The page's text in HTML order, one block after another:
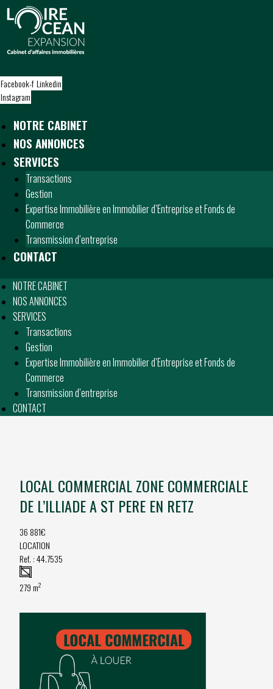
o
c
o
t
e
t
Facebook-f Linkedin
Instagram
NOTRE CABINET
NOS ANNONCES
SERVICES
Transactions
Gestion
Expertise Immobilière en Immobilier d’Entreprise et Fonds de
Commerce
Transmission d’entreprise
CONTACT
NOTRE CABINET
NOS ANNONCES
SERVICES
Transactions
Gestion
Expertise Immobilière en Immobilier d’Entreprise et Fonds de
Commerce
Transmission d’entreprise
CONTACT
LOCAL COMMERCIAL ZONE COMMERCIALE
DE L’ILLIADE A ST PERE EN RETZ
36 881€
LOCATION
Ref. :44.7535
279 m2